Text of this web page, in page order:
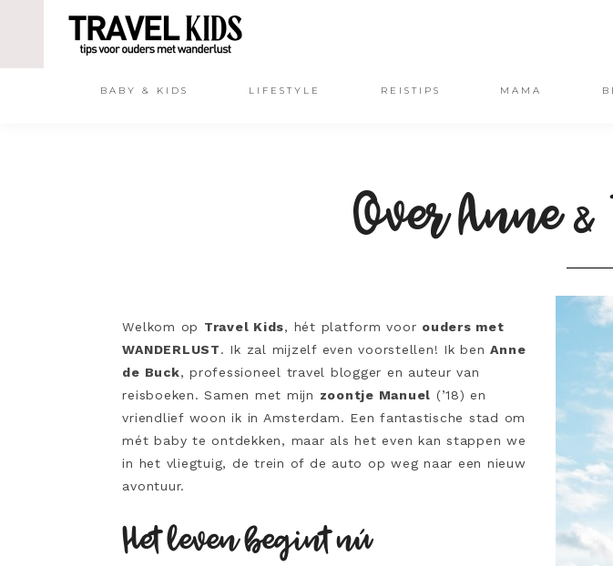
BABY & KIDS LIFESTYLE REISTIPS MAMA
Over Anne
Welkom op Travel Kids, hét platform voor ouders met
WANDERLUST. Ik zal mijzelf even voorstellen! Ik benAnne
de Buck, professioneel travel blogger en auteur van
reisboeken. Samen met mijn zoontje Manuel (’18) en
vriendlief woon ik in Amsterdam. Een fantastische stad om
mét baby te ontdekken, maar als het even kan stappen we
in het vliegtuig, de trein of de auto op weg naar een nieuw
avontuur.
Het leven begint nú